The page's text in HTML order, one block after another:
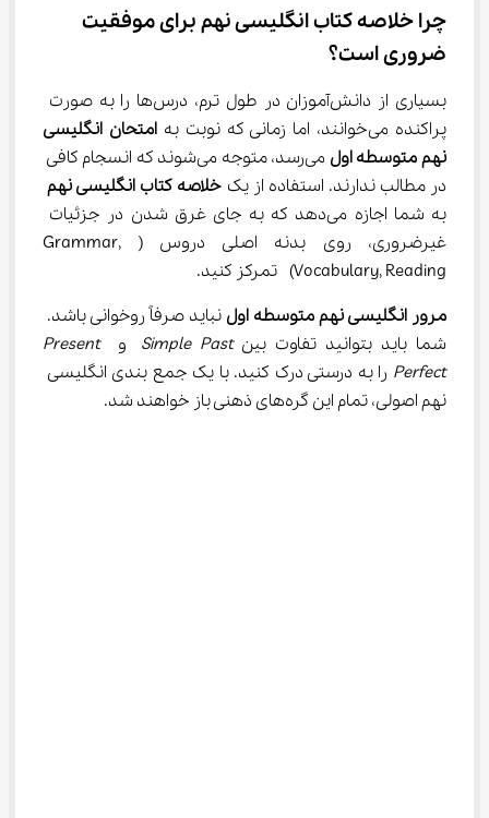
چرا خلاصه کتاب انگلیسی نهم برای موفقیت
ضروری است؟
بسیاری از دانش‌آموزان در طول ترم، درس‌ها را به صورت
پراکنده می‌خوانند، اما زمانی که نوبت به
امتحان انگلیسی
نهم متوسطه اول
می‌رسد، متوجه می‌شوند که انسجام کافی
در مطالب ندارند. استفاده از یک خلاصه کتاب انگلیسی نهم
به شما اجازه می‌دهد که به جای غرق شدن در جزئیات
غیرضروری، روی بدنه اصلی دروس (Grammar,
Vocabulary, Reading)  تمرکز کنید.
مرور انگلیسی نهم متوسطه اول نباید صرفاً روخوانی باشد.
شما باید بتوانید تفاوت بین Simple Past و
Present
Perfect
را به درستی درک کنید. با یک جمع ‌بندی انگلیسی
نهم اصولی، تمام این گره‌های ذهنی باز خواهند شد.